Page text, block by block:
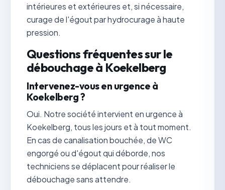
intérieures et extérieures et, si nécessaire,
curage de l'égout par hydrocurage à haute
pression.
Questions fréquentes sur le
débouchage à Koekelberg
Intervenez-vous en urgence à
Koekelberg ?
Oui. Notre société intervient en urgence à
Koekelberg, tous les jours et à tout moment.
En cas de canalisation bouchée, de WC
engorgé ou d'égout qui déborde, nos
techniciens se déplacent pour réaliser le
débouchage sans attendre.